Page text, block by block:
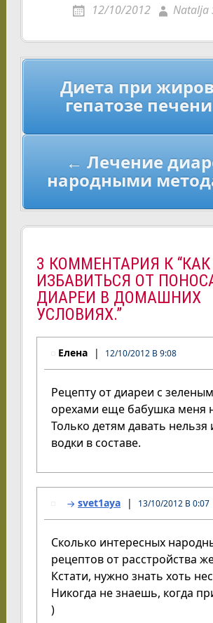
12/10/2012 Natalja
Навигация
записям
Диета при
гепатозе
← Лечение
народными
3 КОММЕНТАРИЯ К “КАК
ИЗБАВИТЬСЯ ОТ
ДИАРЕИ В ДОМАШНИХ
УСЛОВИЯХ.”
Елена 12/10/2012 В 9:08
Рецепту от диареи с
орехами еще бабушка меня
Только детям давать нельзя
водки в составе.
svet1aya 13/10/2012 В 0:07
Сколько интересных
рецептов от расстройства
Кстати, нужно знать хоть
Никогда не знаешь, когда
)